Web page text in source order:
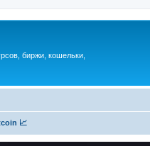
биржи, кошельки,
📈